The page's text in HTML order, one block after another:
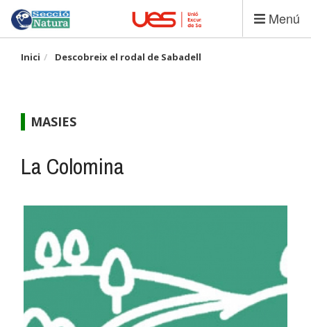
Vés
contingut
Menú
Inici Descobreix el rodal de Sabadell
MASIES
La Colomina